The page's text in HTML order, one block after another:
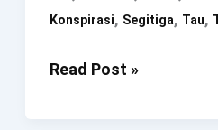
Konspirasi, Segitiga, Tau,
Teori
Read Post »